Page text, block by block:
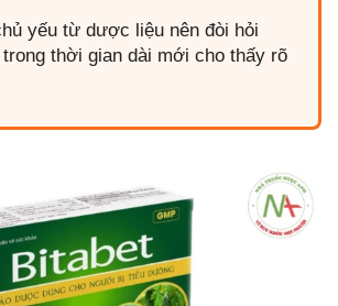
yếu từ dược liệu nên đòi hỏi
thời gian dài mới cho thấy rõ